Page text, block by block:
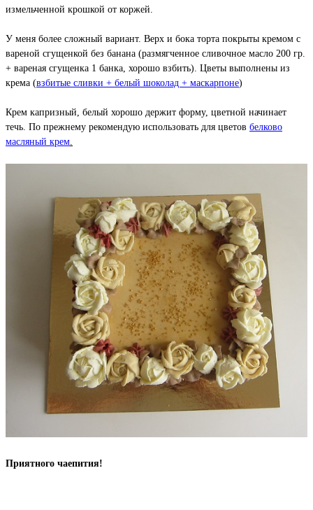
измельченной крошкой от коржей.
У меня более сложный вариант. Верх и бока торта покрыты кремом с
вареной сгущенкой без банана (размягченное сливочное масло 200 гр.
+ вареная сгущенка 1 банка, хорошо взбить). Цветы выполнены из
крема (взбитые сливки + белый шоколад + маскарпоне)
Крем капризный, белый хорошо держит форму, цветной начинает
течь. По прежнему рекомендую использовать для цветов белково
масляный крем.
Приятного чаепития!